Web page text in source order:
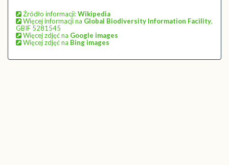
Źródło informacji:Wikipedia
Więcej informacji na Global Biodiversity Information Facility,
GBIF 5281545
Więcej zdjęć na Google images
Więcej zdjęć na Bing images